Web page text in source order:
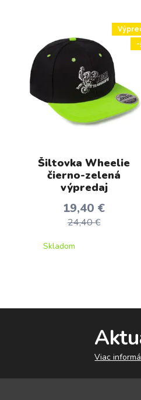
-
Šiltovka Wheelie
čierno-zelená
výpredaj
19,40 €
24,40 €
Skladom
Viac